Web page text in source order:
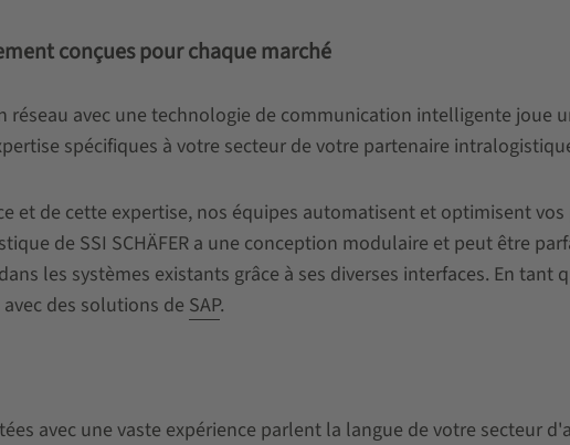
conçues pour chaque marché
réseau avec une technologie de communication intelligente joue
spécifiques à votre secteur de votre partenaire
et de cette expertise, nos équipes automatisent et optimisent
de SSI SCHÄFER a une conception modulaire et peut être
les systèmes existants grâce à ses diverses interfaces. En tant
des solutions de SAP.
avec une vaste expérience parlent la langue de votre secteur